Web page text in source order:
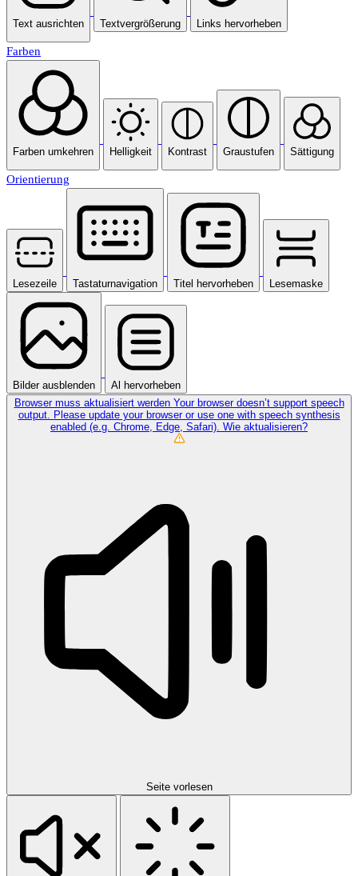
Text ausrichten Textvergrößerung Links hervorheben
Farben
Farben umkehren Helligkeit Kontrast Graustufen Sättigung
Orientierung
Lesezeile Tastaturnavigation Titel hervorheben Lesemaske
Bilder ausblenden
Al hervorheben
Browser muss aktualisiert werden Your browser doesn’t support speech
output. Please update your browser or use one with speech synthesis
enabled (e.g. Chrome, Edge, Safari). Wie aktualisieren?
Seite vorlesen